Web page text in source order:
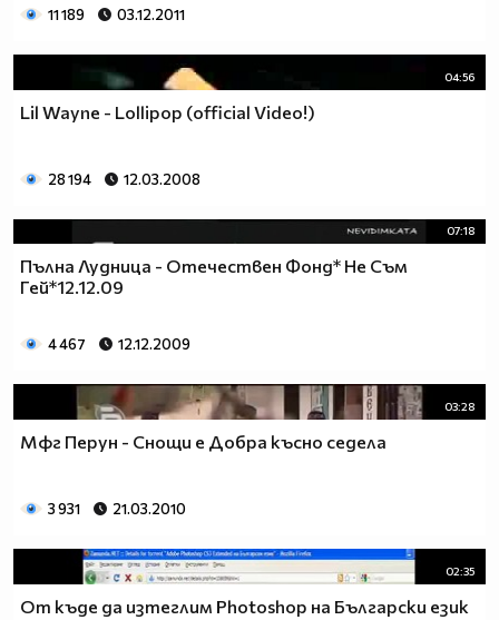
11 189 03.12.2011
04:56
Lil Wayne - Lollipop (official Video!)
28 194 12.03.2008
07:18
Пълна Лудница - Отечествен Фонд* Не Съм
Гей*12.12.09
4 467 12.12.2009
03:28
Мфг Перун - Снощи е Добра късно седела
3 931 21.03.2010
02:35
От къде да изтеглим Photoshop на Български език